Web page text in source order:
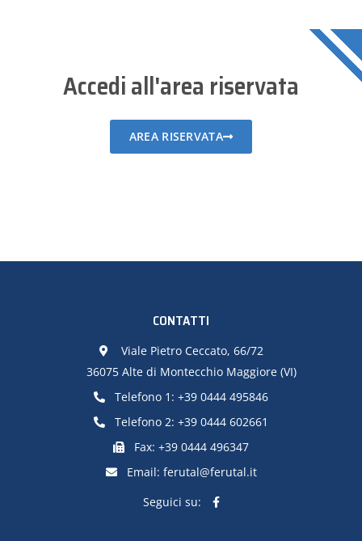
Accedi all'area riservata
AREA RISERVATA
CONTATTI
Viale Pietro Ceccato, 66/72
36075 Alte di Montecchio Maggiore (VI)
Telefono 1: +39 0444 495846
Telefono 2: +39 0444 602661
Fax: +39 0444 496347
Email: ferutal@ferutal.it
Seguici su: